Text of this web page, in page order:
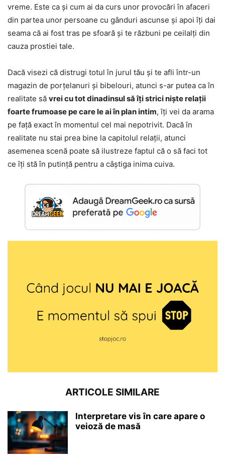
vreme. Este ca și cum ai da curs unor provocări în afaceri
din partea unor persoane cu gânduri ascunse și apoi îți dai
seama că ai fost tras pe sfoară și te răzbuni pe ceilalți din
cauza prostiei tale.
Dacă visezi că distrugi totul în jurul tău și te afli într-un
magazin de porțelanuri și bibelouri, atunci s-ar putea ca în
realitate să vrei cu tot dinadinsul să îți strici niște relații
foarte frumoase pe care le ai în plan intim, îți vei da arama
pe față exact în momentul cel mai nepotrivit. Dacă în
realitate nu stai prea bine la capitolul relații, atunci
asemenea scenă poate să ilustreze faptul că o să faci tot
ce îți stă în putință pentru a câștiga inima cuiva.
ARTICOLE SIMILARE
Interpretare vis în care apare o
veioză de masă